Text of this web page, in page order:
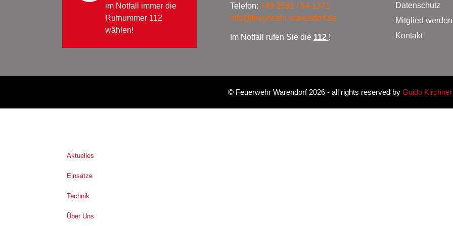
im Notfall immer die
Rufnummer 112
wählen!
Telefon: +49 2581 / 54-1371
info@feuerwehr-warendorf.de
Im Notfall rufen Sie die 112 !
Datenschutz
Mitglied
Kontakt
© Feuerwehr Warendorf 2026- all rights reserved by Guido Kirchner
Aktuelles
Einsätze
Technik
Über Uns